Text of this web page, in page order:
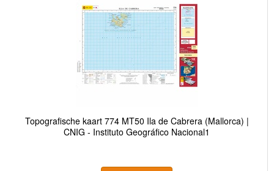
Topografische kaart 774 MT50 Ila de Cabrera (Mallorca) |
CNIG - Instituto Geográfico Nacional1